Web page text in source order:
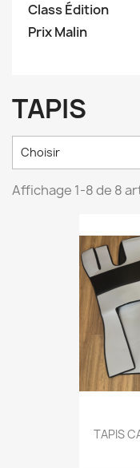
Class Édition
Prix Malin
TAPIS
Choisir
Affichage 1-8 de 8
TAPIS